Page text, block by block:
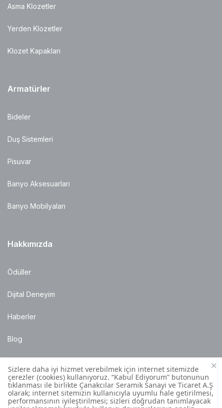
Asma Klozetler
Yerden Klozetler
Klozet Kapakları
Armatürler
Bideler
Duş Sistemleri
Pisuvar
Banyo Aksesuarları
Banyo Mobilyaları
Hakkımızda
Ödüller
Dijital Deneyim
Haberler
Blog
Satış Noktaları
Montaj Bilgileri